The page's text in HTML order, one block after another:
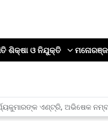
ଶିକ୍ଷା ଓ ନିଯୁକ୍ତି
ଏଣ୍ଟ୍ରି, ଅଭିଷେକ